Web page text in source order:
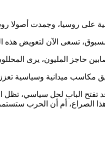
الباب لحل سياسي، تظل